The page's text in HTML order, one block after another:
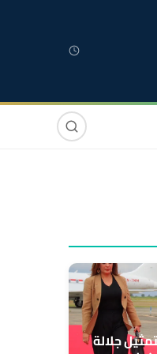
صوت وصورة
جلالة